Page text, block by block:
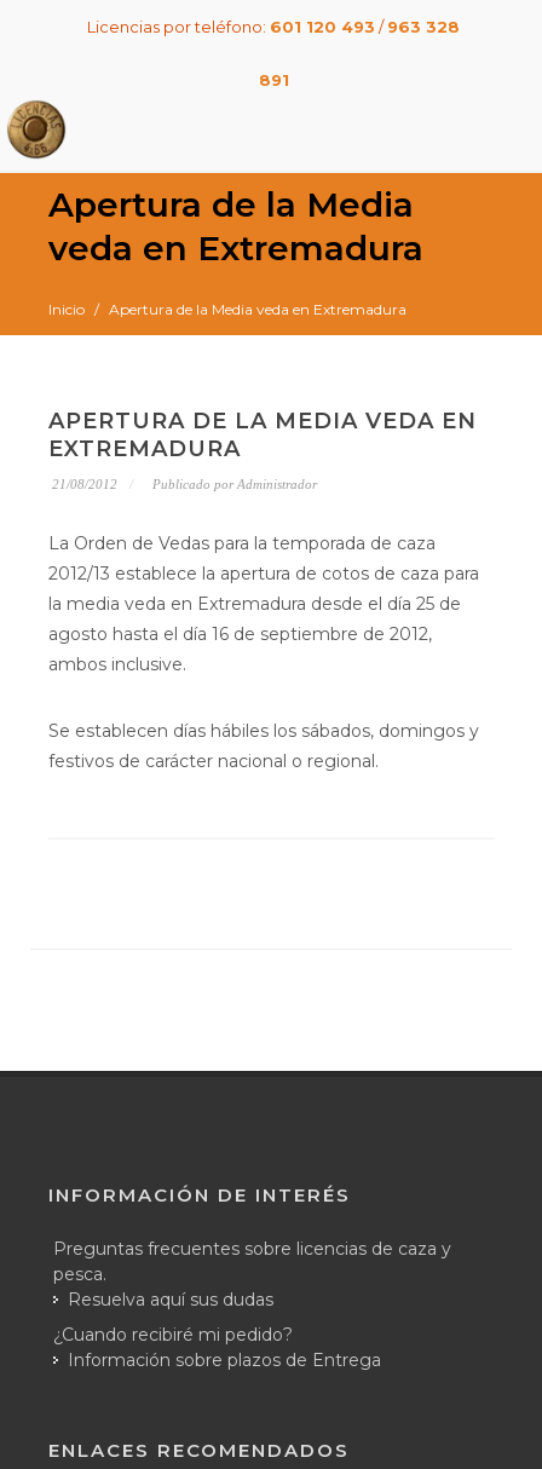
Licencias por teléfono: 601 120 493 /963 328
891
Apertura de la Media
veda en Extremadura
Inicio Apertura de la Media veda en Extremadura
APERTURA DE LA MEDIA VEDA EN
EXTREMADURA
21/08/2012 Publicado por Administrador
La Orden de Vedas para la temporada de caza
2012/13 establece la apertura de cotos de caza para
la media veda en Extremadura desde el día 25 de
agosto hasta el día 16 de septiembre de 2012,
ambos inclusive.
Se establecen días hábiles los sábados, domingos y
festivos de carácter nacional o regional.
INFORMACIÓN DE INTERÉS
Preguntas frecuentes sobre licencias de caza y
pesca.
Resuelva aquí sus dudas
¿Cuando recibiré mi pedido?
Información sobre plazos de Entrega
ENLACES RECOMENDADOS